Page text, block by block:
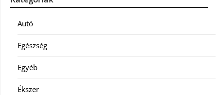
Autó
Egészség
Egyéb
Ékszer